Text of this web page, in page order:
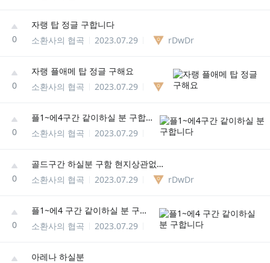
0
자랭 탑 정글 구합니다
소환사의 협곡
2023.07.29 rDwDr
0
자랭 플애메 탑 정글 구해요
소환사의 협곡
2023.07.29 rDwDr
0
플1~에4구간 같이하실 분 구합니다
소환사의 협곡
2023.07.29 rDwDr
0
골드구간 하실분 구함 현지상관없음
소환사의 협곡
2023.07.29 rDwDr
0
플1~에4 구간 같이하실 분 구합니다
소환사의 협곡
2023.07.29 rDwDr
아레나 하실분